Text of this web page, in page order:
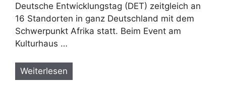
Deutsche Entwicklungstag (DET) zeitgleich an
16 Standorten in ganz Deutschland mit dem
Schwerpunkt Afrika statt. Beim Event am
Kulturhaus …
Weiterlesen